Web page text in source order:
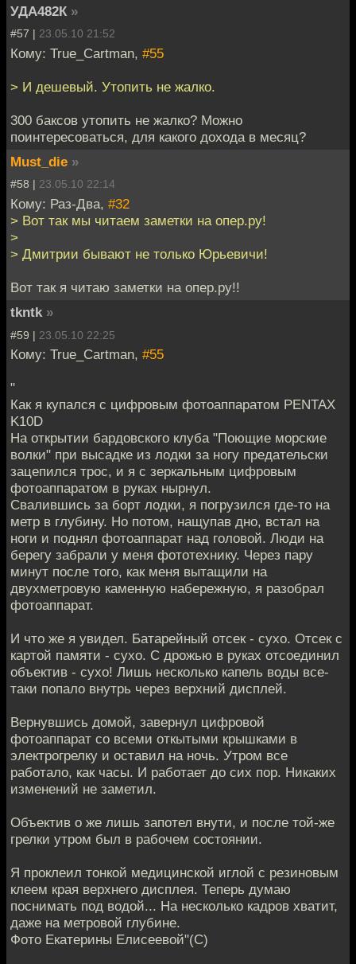
УДА482К »
#57 | 23.05.10 21:52
Кому: True_Cartman, #55
> И дешевый. Утопить не жалко.
300 баксов утопить не жалко? Можно
поинтересоваться, для какого дохода в месяц?
Must_die »
#58 | 23.05.10 22:14
Кому: Раз-Два, #32
> Вот так мы читаем заметки на опер.ру!
>
> Дмитрии бывают не только Юрьевичи!
Вот так я читаю заметки на опер.ру!!
tkntk »
#59 | 23.05.10 22:25
Кому: True_Cartman, #55
"
Как я купался с цифровым фотоаппаратом PENTAX
K10D
На открытии бардовского клуба "Поющие морские
волки" при высадке из лодки за ногу предательски
зацепился трос, и я с зеркальным цифровым
фотоаппаратом в руках нырнул.
Свалившись за борт лодки, я погрузился где-то на
метр в глубину. Но потом, нащупав дно, встал на
ноги и поднял фотоаппарат над головой. Люди на
берегу забрали у меня фототехнику. Через пару
минут после того, как меня вытащили на
двухметровую каменную набережную, я разобрал
фотоаппарат.
И что же я увидел. Батарейный отсек - сухо. Отсек с
картой памяти - сухо. С дрожью в руках отсоединил
объектив - сухо! Лишь несколько капель воды все-
таки попало внутрь через верхний дисплей.
Вернувшись домой, завернул цифровой
фотоаппарат со всеми откытыми крышками в
электрогрелку и оставил на ночь. Утром все
работало, как часы. И работает до сих пор. Никаких
изменений не заметил.
Объектив о же лишь запотел внути, и после той-же
грелки утром был в рабочем состоянии.
Я проклеил тонкой медицинской иглой с резиновым
клеем края верхнего дисплея. Теперь думаю
поснимать под водой... На несколько кадров хватит,
даже на метровой глубине.
Фото Екатерины Елисеевой"(С)